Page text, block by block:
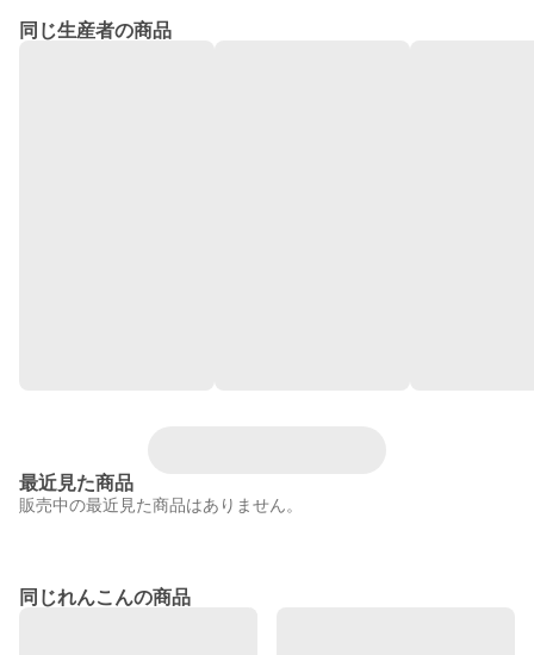
同じ生産者の商品
最近見た商品
販売中の最近見た商品はありません。
同じれんこんの商品